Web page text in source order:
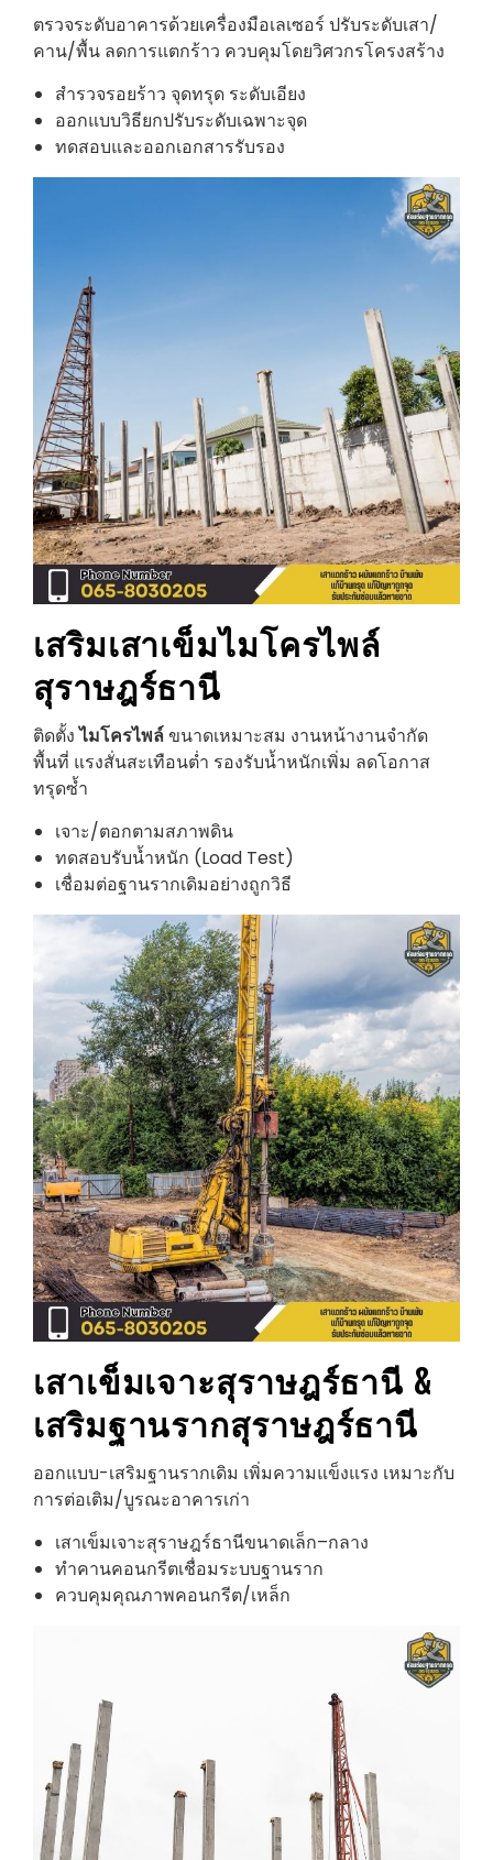
ตรวจระดับอาคารด้วยเครื่องมือเลเซอร์ ปรับระดับเสา/
คาน/พื้น ลดการแตกร้าว ควบคุมโดยวิศวกรโครงสร้าง
สำรวจรอยร้าว จุดทรุด ระดับเอียง
ออกแบบวิธียกปรับระดับเฉพาะจุด
ทดสอบและออกเอกสารรับรอง
เสริมเสาเข็มไมโครไพล์
สุราษฎร์ธานี
ติดตั้งไมโครไพล์ขนาดเหมาะสม งานหน้างานจำกัด
พื้นที่ แรงสั่นสะเทือนต่ำ รองรับน้ำหนักเพิ่ม ลดโอกาส
ทรุดซ้ำ
เจาะ/ตอกตามสภาพดิน
ทดสอบรับน้ำหนัก (Load Test)
เชื่อมต่อฐานรากเดิมอย่างถูกวิธี
เสาเข็มเจาะสุราษฎร์ธานี &
เสริมฐานรากสุราษฎร์ธานี
ออกแบบ-เสริมฐานรากเดิม เพิ่มความแข็งแรง เหมาะกับ
การต่อเติม/บูรณะอาคารเก่า
เสาเข็มเจาะสุราษฎร์ธานีขนาดเล็ก–กลาง
ทำคานคอนกรีตเชื่อมระบบฐานราก
ควบคุมคุณภาพคอนกรีต/เหล็ก